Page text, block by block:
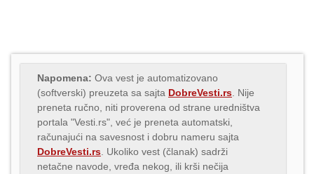
Napomena: Ova vest je automatizovano
(softverski) preuzeta sa sajta DobreVesti.rs . Nije
preneta ručno, niti proverena od strane uredništva
portala "Vesti.rs", već je preneta automatski,
računajući na savesnost i dobru nameru sajta
DobreVesti.rs . Ukoliko vest (članak) sadrži
netačne navode, vređa nekog, ili krši nečija